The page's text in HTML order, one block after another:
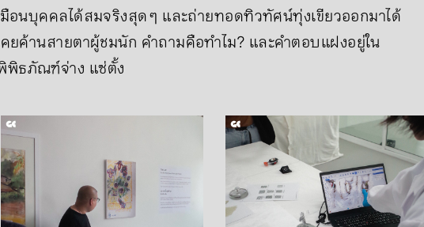
มือนบุคคลได้สมจริงสุด ๆ และถ่ายทอดทิวทัศน์ทุ่งเขียวออกมาได้
ยค้านสายตาผู้ชมนัก คำถามคือทำไม? และคำตอบแฝงอยู่ใน
พิธภัณฑ์จ่าง แซ่ตั้ง